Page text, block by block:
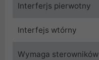
Interferjs pierwotny
Interfejs wtórny
Wymaga sterowników